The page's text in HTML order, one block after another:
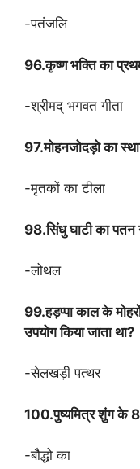
-पतंजलि
96.कृष्ण भक्ति का
-श्रीमद् भगवत गीता
97.मोहनजोदड़ो का
-मृतकों का टीला
98.सिंधु घाटी का पतन
-लोथल
99.हड़प्पा काल के
उपयोग किया जाता था?
-सेलखड़ी पत्थर
100.पुष्यमित्र शुंग के 8
-बौद्धो का